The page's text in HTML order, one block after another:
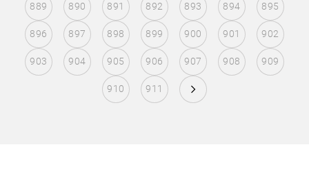
889 890 891 892 893 894 895
896 897 898 899 900 901 902
903 904 905 906 907 908 909
910 911